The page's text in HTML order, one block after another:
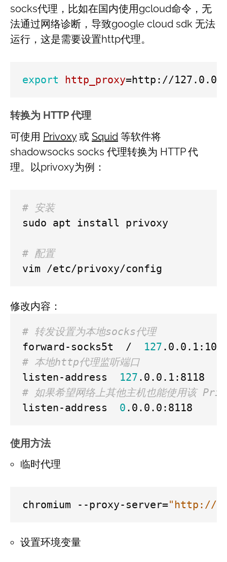
socks代理，比如在国内使用gcloud命令，无
法通过网络诊断，导致google cloud sdk 无法
运行，这是需要设置http代理。
export http_proxy=
转换为 HTTP 代理
可使用 Privoxy或 Squid 等软件将
shadowsocks socks 代理转换为 HTTP 代
理。以privoxy为例：
# 安装
sudo apt install privoxy
# 配置
修改内容：
# 转发设置为本地socks代理
forward-socks5t  / 127
# 本地http代理监听端口
listen-address 127
# 如果希望网络上其他主机也能使用
listen-address 0
使用方法
临时代理
chromium --proxy-server="http://
设置环境变量